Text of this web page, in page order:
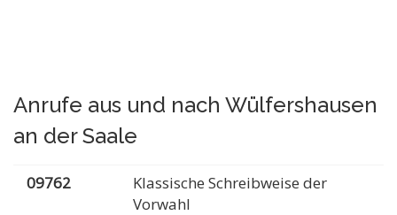
Anrufe aus und nach Wülfershausen
an der Saale
09762
Klassische Schreibweise der
Vorwahl